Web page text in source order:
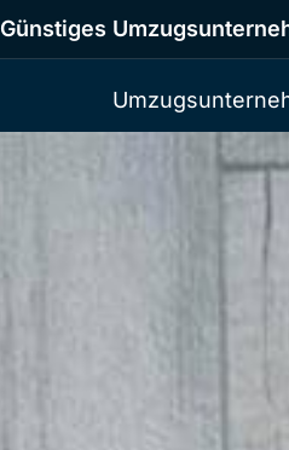
Günstiges